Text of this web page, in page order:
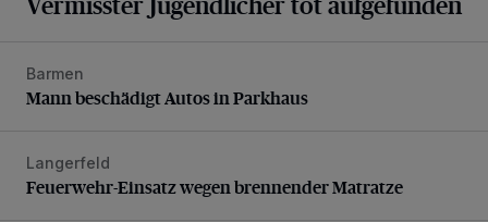
Mann beschädigt Autos in Parkhaus
Barmen
Mann beschädigt Autos in Parkhaus
Feuerwehr-Einsatz wegen brennender Matratze
Langerfeld
Feuerwehr-Einsatz wegen brennender Matratze